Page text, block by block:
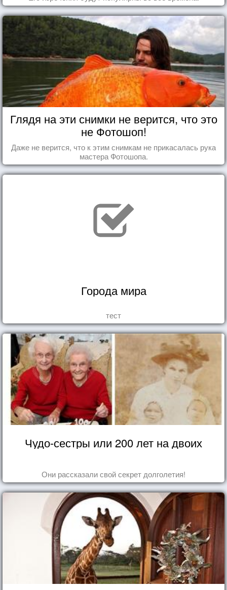
Глядя на эти снимки не верится, что это
не Фотошоп!
Даже не верится, что к этим снимкам не прикасалась рука
мастера Фотошопа.
Города мира
тест
Чудо-сестры или 200 лет на двоих
Они рассказали свой секрет долголетия!